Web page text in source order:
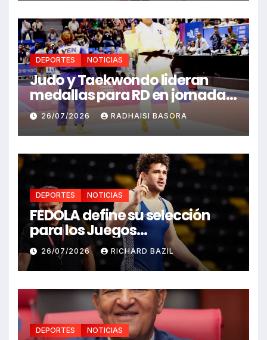
DEPORTES NOTICIAS
Judo y Taekwondo lideran
medallas para RD en jornada
de Juego Santo Domingo 2026
26/07/2026 RADHAISI BASORA
DEPORTES NOTICIAS
FEDOLA define su selección
para los Juegos
Centroamericanos y del
Caribe Santo Domingo 2026
26/07/2026 RICHARD BAZIL
DEPORTES NOTICIAS